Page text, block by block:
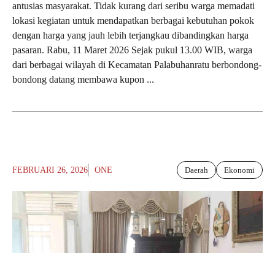
antusias masyarakat. Tidak kurang dari seribu warga memadati
lokasi kegiatan untuk mendapatkan berbagai kebutuhan pokok
dengan harga yang jauh lebih terjangkau dibandingkan harga
pasaran. Rabu, 11 Maret 2026 Sejak pukul 13.00 WIB, warga
dari berbagai wilayah di Kecamatan Palabuhanratu berbondong-
bondong datang membawa kupon ...
FEBRUARI 26, 2026 ONE Daerah Ekonomi